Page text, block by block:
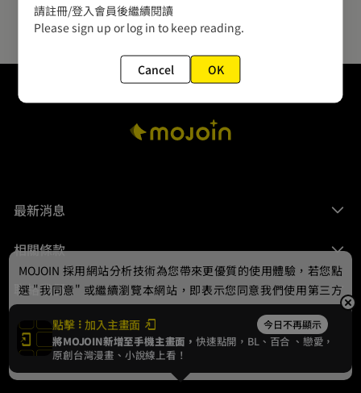
最新消息
相關條款
聯絡我們
© 2024 gamania Digital Entertainment Co., Ltd.
點擊 加入主畫面 今日不再顯示
將MOJOIN新增至手機主畫面，快速點開，BL、 百合 、戀愛，
原創台灣漫畫、小說線上看！
MOJOIN 採用網站分析技術為您帶來更優質的使用體驗，若您點
選 "我同意" 或繼續瀏覽本網站，即表示您同意我們使用第三方
Cookie，欲瞭解更多資訊請見隱私權政策。
我同意
請註冊/登入會員後繼續閱讀
Please sign up or log in to keep reading.
Cancel OK